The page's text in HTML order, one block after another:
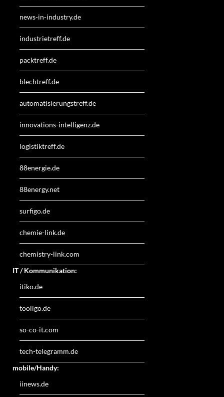
news-in-industry.de
industrietreff.de
packtreff.de
blechtreff.de
automatisierungstreff.de
innovations-intelligenz.de
logistiktreff.de
88energie.de
88energy.net
surfigo.de
chemie-link.de
chemistry-link.com
IT / Kommunikation:
itiko.de
tooligo.de
so-co-it.com
tech-telegramm.de
mobile/Handy:
iinews.de